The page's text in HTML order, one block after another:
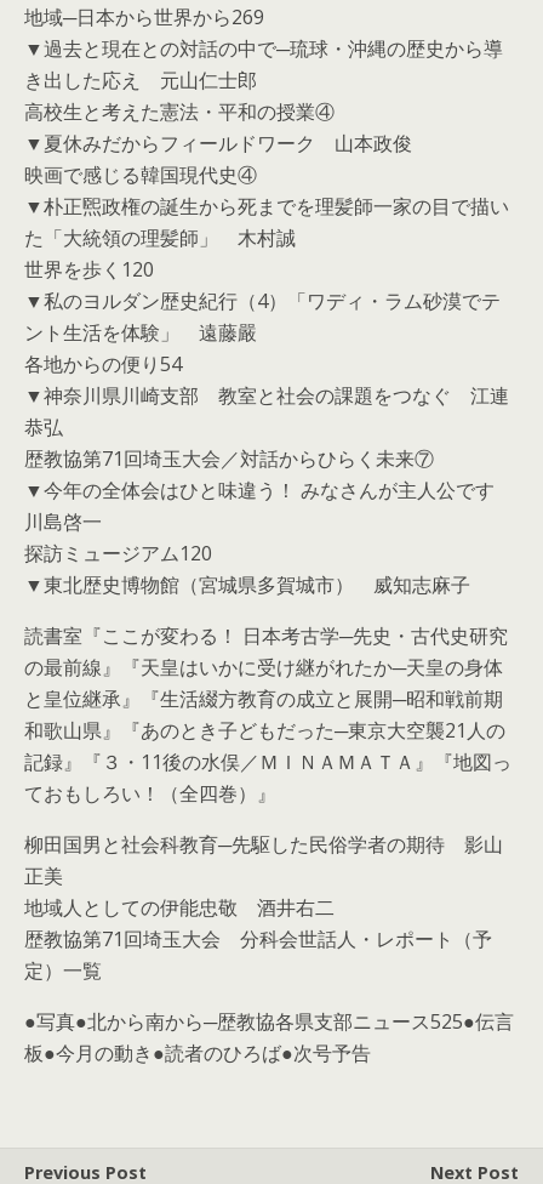
地域─日本から世界から269
▼過去と現在との対話の中で─琉球・沖縄の歴史から導
き出した応え 元山仁士郎
高校生と考えた憲法・平和の授業④
▼夏休みだからフィールドワーク 山本政俊
映画で感じる韓国現代史④
▼朴正煕政権の誕生から死までを理髪師一家の目で描い
た「大統領の理髪師」 木村誠
世界を歩く120
▼私のヨルダン歴史紀行（4）「ワディ・ラム砂漠でテ
ント生活を体験」 遠藤嚴
各地からの便り54
▼神奈川県川崎支部 教室と社会の課題をつなぐ 江連
恭弘
歴教協第71回埼玉大会／対話からひらく未来⑦
▼今年の全体会はひと味違う！ みなさんが主人公です
川島啓一
探訪ミュージアム120
▼東北歴史博物館（宮城県多賀城市） 威知志麻子
読書室『ここが変わる！ 日本考古学─先史・古代史研究
の最前線』『天皇はいかに受け継がれたか─天皇の身体
と皇位継承』『生活綴方教育の成立と展開─昭和戦前期
和歌山県』『あのとき子どもだった─東京大空襲21人の
記録』『３・11後の水俣／ＭＩＮＡＭＡＴＡ』『地図っ
ておもしろい！（全四巻）』
柳田国男と社会科教育─先駆した民俗学者の期待 影山
正美
地域人としての伊能忠敬 酒井右二
歴教協第71回埼玉大会 分科会世話人・レポート（予
定）一覧
●写真●北から南から─歴教協各県支部ニュース525●伝言
板●今月の動き●読者のひろば●次号予告
Previous Post Next Post